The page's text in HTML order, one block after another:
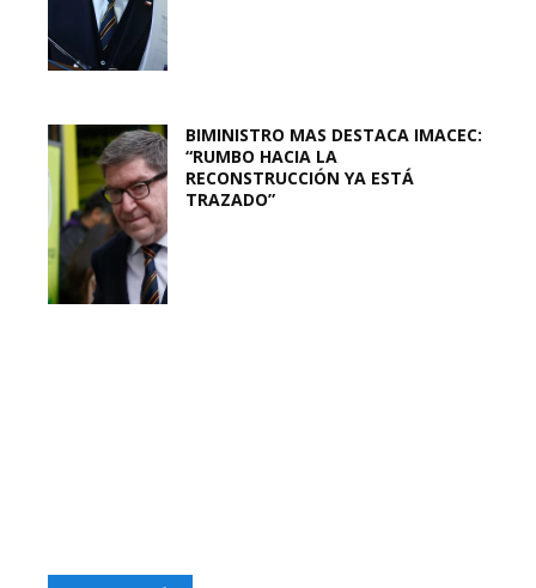
BIMINISTRO MAS DESTACA IMACEC:
“RUMBO HACIA LA
RECONSTRUCCIÓN YA ESTÁ
TRAZADO”